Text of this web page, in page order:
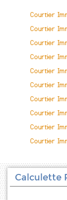
Courtier
Courtier
Courtier
Courtier
Courtier
Courtier
Courtier
Courtier
Courtier
Courtier
Calculette